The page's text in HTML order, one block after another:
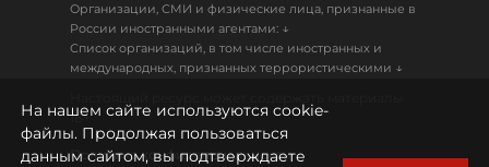
Организации, СМИ и физические лица, признанные в
России иностранными агентами: ↓
Список организаций, в том числе иностранных и
международных, признанных террористическими ↓
18+
Политика конфиденциальности
На нашем сайте используются cookie-
файлы. Продолжая пользоваться
данным сайтом, вы подтверждаете